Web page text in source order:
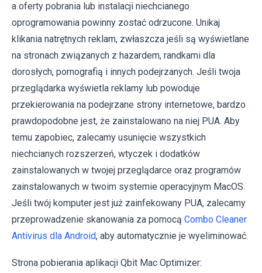
a oferty pobrania lub instalacji niechcianego
oprogramowania powinny zostać odrzucone. Unikaj
klikania natrętnych reklam, zwłaszcza jeśli są wyświetlane
na stronach związanych z hazardem, randkami dla
dorosłych, pornografią i innych podejrzanych. Jeśli twoja
przeglądarka wyświetla reklamy lub powoduje
przekierowania na podejrzane strony internetowe, bardzo
prawdopodobne jest, że zainstalowano na niej PUA. Aby
temu zapobiec, zalecamy usunięcie wszystkich
niechcianych rozszerzeń, wtyczek i dodatków
zainstalowanych w twojej przeglądarce oraz programów
zainstalowanych w twoim systemie operacyjnym MacOS.
Jeśli twój komputer jest już zainfekowany PUA, zalecamy
przeprowadzenie skanowania za pomocą Combo Cleaner
Antivirus dla Android, aby automatycznie je wyeliminować.
Strona pobierania aplikacji Qbit Mac Optimizer: